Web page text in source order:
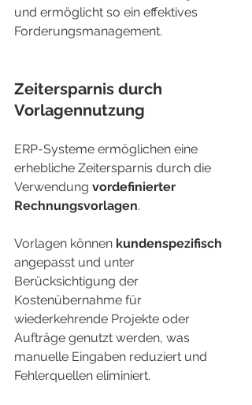
und ermöglicht so ein effektives
Forderungsmanagement.
Zeitersparnis durch
Vorlagennutzung
ERP-Systeme ermöglichen eine
erhebliche Zeitersparnis durch die
Verwendung vordefinierter
Rechnungsvorlagen.
Vorlagen können kundenspezifisch
angepasst und unter
Berücksichtigung der
Kostenübernahme für
wiederkehrende Projekte oder
Aufträge genutzt werden, was
manuelle Eingaben reduziert und
Fehlerquellen eliminiert.